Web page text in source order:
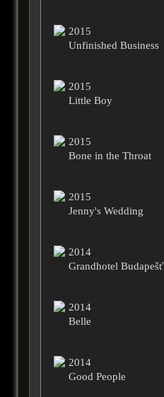
2015
Unfinished Business
2015
Little Boy
2015
Bone in the Throat
2015
Jenny's Wedding
2014
Grandhotel Budapešť
2014
Belle
2014
Good People